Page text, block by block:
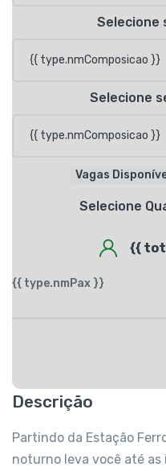
Selecione
Selecione
Vagas
Selecione
{{
{{ type.nmPax }}
Descrição
Partindo da Estação
noturno leva você até